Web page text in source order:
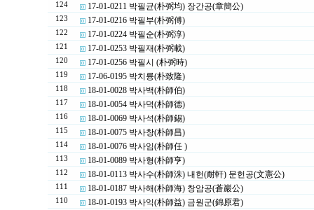
124 17-01-0211 박필균(朴弼均) 장간공(章簡公)
123 17-01-0216 박필부(朴弼傅)
122 17-01-0224 박필순(朴弼淳)
121 17-01-0253 박필재(朴弼載)
120 17-01-0256 박필시 (朴弼時)
119 17-06-0195 박치륭(朴致隆)
118 18-01-0028 박사백(朴師伯)
117 18-01-0054 박사덕(朴師德)
116 18-01-0069 박사석(朴師錫)
115 18-01-0075 박사창(朴師昌)
114 18-01-0076 박사임(朴師任 )
113 18-01-0089 박사형(朴師亨)
112 18-01-0113 박사수(朴師洙) 내헌(耐軒) 문헌공(文憲公)
111 18-01-0187 박사해(朴師海) 창암공(蒼巖公)
110 18-01-0193 박사익(朴師益) 금원군(錦原君)